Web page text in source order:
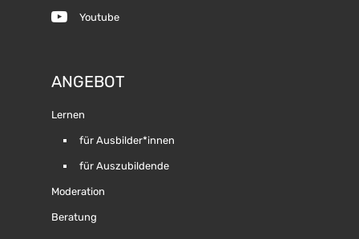
Youtube
ANGEBOT
Lernen
für Ausbilder*innen
für Auszubildende
Moderation
Beratung